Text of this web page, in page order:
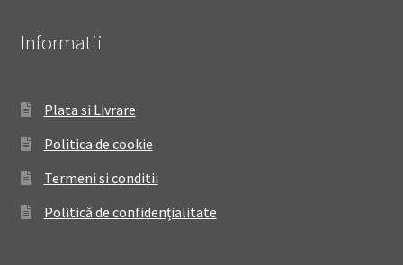
Informatii
Plata si Livrare
Politica de cookie
Termeni si conditii
Politică de confidențialitate